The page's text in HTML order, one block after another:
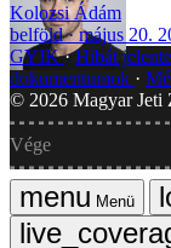
Kolozsi Ádám
belföld
május 20.
GYIK Hibát
dokumentumok
© 2026 Magyar Jeti
Vége
Menü